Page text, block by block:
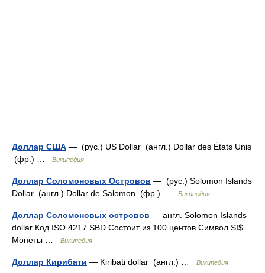
Доллар США — (рус.) US Dollar (англ.) Dollar des États Unis
(фр.) …
Википедия
Доллар Соломоновых Островов — (рус.) Solomon Islands
Dollar (англ.) Dollar de Salomon (фр.) …
Википедия
Доллар Соломоновых островов — англ. Solomon Islands
dollar Код ISO 4217 SBD Состоит из 100 центов Символ SI$
Монеты …
Википедия
Доллар Кирибати — Kiribati dollar (англ.) … Википедия